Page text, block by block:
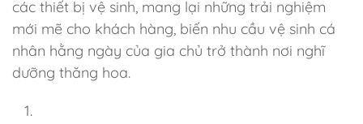
các thiết bị vệ sinh, mang lại những trải nghiệm
mới mẽ cho khách hàng, biến nhu cầu vệ sinh cá
nhân hằng ngày của gia chủ trở thành nơi nghĩ
dưỡng thăng hoa.